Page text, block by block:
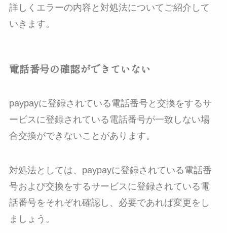
詳しくエラーの内容と対処法についてご紹介して
いきます。
電話番号の確認ができていない
paypayに登録されている電話番号と交換をするサ
ービスに登録されている電話番号が一致しない場
合交換ができないことがあります。
対処法としては、paypayに登録されている電話番
号および交換をするサービスに登録されている電
話番号をそれぞれ確認し、必要であれば変更をし
ましょう。